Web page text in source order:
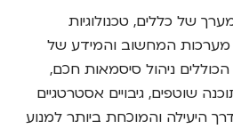
של כללים, טכנולוגיות
מערכות המחשוב והמידע של
הכוללים ניהול סיסמאות חכם,
שוטפים, גיבויים אסטרטגיים
היעילה והמוכחת ביותר למנוע